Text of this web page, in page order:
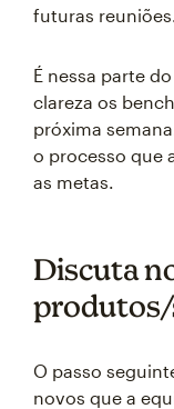
futuras
É nessa parte
clareza os
próxima
o processo que
as metas.
Discuta
O passo
novos que a